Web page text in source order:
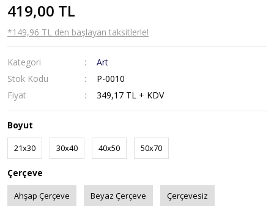
419,00 TL
*149,96 TL den başlayan taksitlerle!
Kategori
Art
Stok Kodu
P-0010
Fiyat
349,17 TL + KDV
Boyut
21x30 30x40 40x50 50x70
Çerçeve
Ahşap Çerçeve Beyaz Çerçeve Çerçevesiz